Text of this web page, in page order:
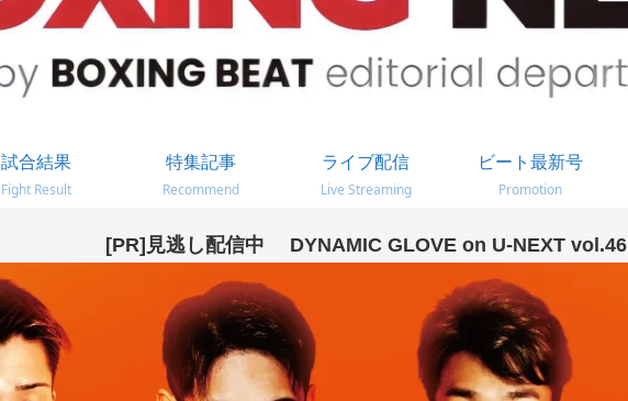
試合結果
Fight Result
特集記事
Recommend
ライブ配信
Live Streaming
ビート最新号
Promotion
[PR]見逃し配信中 DYNAMIC GLOVE on U-NEXT vol.46